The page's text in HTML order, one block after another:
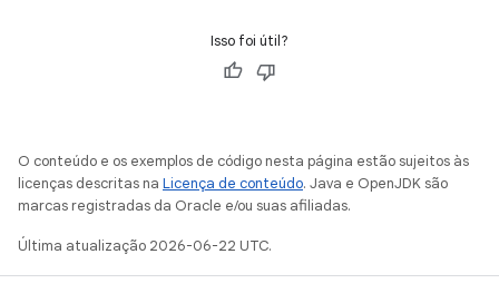
Isso foi útil?
O conteúdo e os exemplos de código nesta página estão sujeitos às
licenças descritas na Licença de conteúdo. Java e OpenJDK são
marcas registradas da Oracle e/ou suas afiliadas.
Última atualização 2026-06-22 UTC.